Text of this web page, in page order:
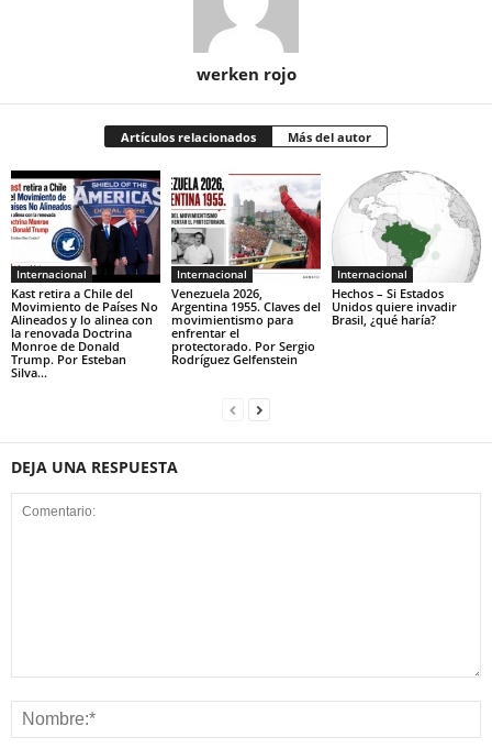
werken rojo
Artículos relacionados Más del autor
Internacional
Kast retira a Chile del
Movimiento de Países No
Alineados y lo alinea con
la renovada Doctrina
Monroe de Donald
Trump. Por Esteban
Silva...
Internacional
Venezuela 2026,
Argentina 1955. Claves del
movimientismo para
enfrentar el
protectorado. Por Sergio
Rodríguez Gelfenstein
Internacional
Hechos – Si Estados
Unidos quiere invadir
Brasil, ¿qué haría?
DEJA UNA RESPUESTA